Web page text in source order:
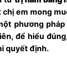
em mong
phương
để hiểu
quyết định.